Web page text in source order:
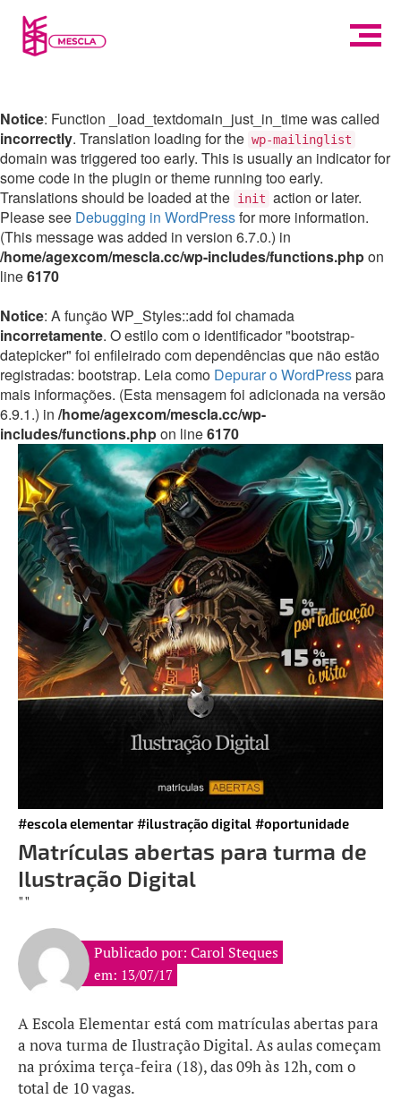
Notice: Function _load_textdomain_just_in_time was called
incorrectly. Translation loading for the wp-mailinglist
domain was triggered too early. This is usually an indicator for
some code in the plugin or theme running too early.
Translations should be loaded at the init action or later.
Please see Debugging in WordPressfor more information.
(This message was added in version 6.7.0.) in
/home/agexcom/mescla.cc/wp-includes/functions.phpon
line6170
Notice: A função WP_Styles::add foi chamada
incorretamente. O estilo com o identificador "bootstrap-
datepicker" foi enfileirado com dependências que não estão
registradas: bootstrap. Leia como Depurar o WordPresspara
mais informações. (Esta mensagem foi adicionada na versão
6.9.1.) in /home/agexcom/mescla.cc/wp-
includes/functions.phpon line6170
#escola elementar #ilustração digital #oportunidade
Matrículas abertas para turma de
Ilustração Digital
""
Publicado por: Carol Steques
em: 13/07/17
A Escola Elementar está com matrículas abertas para
a nova turma de Ilustração Digital. As aulas começam
na próxima terça-feira (18), das 09h às 12h, com o
total de 10 vagas.